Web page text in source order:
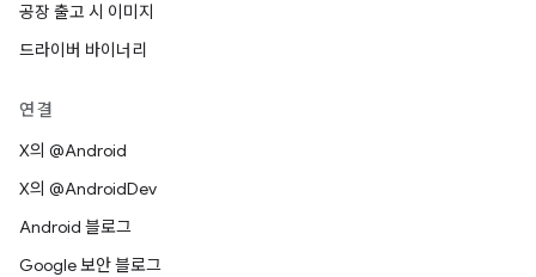
공장 출고 시 이미지
드라이버 바이너리
연결
X의 @Android
X의 @AndroidDev
Android 블로그
Google 보안 블로그